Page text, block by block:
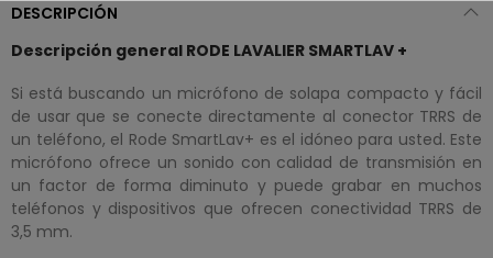
DESCRIPCIÓN
Descripción general RODE LAVALIER SMARTLAV +
Si está buscando un micrófono de solapa compacto y fácil
de usar que se conecte directamente al conector TRRS de
un teléfono, el Rode SmartLav+ es el idóneo para usted. Este
micrófono ofrece un sonido con calidad de transmisión en
un factor de forma diminuto y puede grabar en muchos
teléfonos y dispositivos que ofrecen conectividad TRRS de
3,5 mm.